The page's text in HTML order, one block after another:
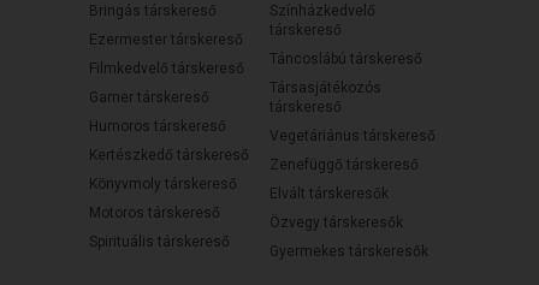
Bringás társkereső
Ezermester társkereső
Filmkedvelő társkereső
Gamer társkereső
Humoros társkereső
Kertészkedő társkereső
Könyvmoly társkereső
Motoros társkereső
Spirituális társkereső
Színházkedvelő
társkereső
Táncoslábú társkereső
Társasjátékozós
társkereső
Vegetáriánus társkereső
Zenefüggő társkereső
Elvált társkeresők
Özvegy társkeresők
Gyermekes társkeresők